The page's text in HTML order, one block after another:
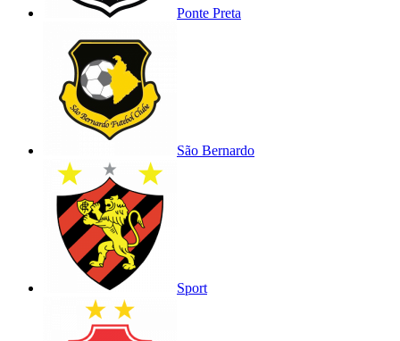
Ponte Preta
São Bernardo
Sport